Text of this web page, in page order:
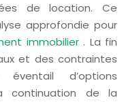
de location. Ce
approfondie pour
immobilier . La fin
et des contraintes
d’options
continuation de la